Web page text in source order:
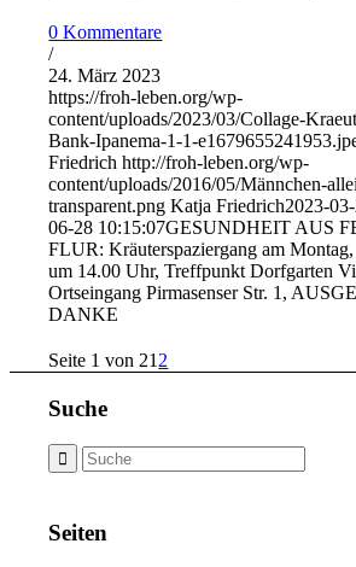
0 Kommentare
/
24. März 2023
https://froh-leben.org/wp-
content/uploads/2023/03/Collage-
Bank-Ipanema-1-1-
Friedrich http://froh-leben.org/wp-
content/uploads/2016/05/Männchen-
transparent.png Katja Friedrich2023-
06-28 10:15:07GESUNDHEIT AUS
FLUR: Kräuterspaziergang am
um 14.00 Uhr, Treffpunkt Dorfgarten
Ortseingang Pirmasenser Str. 1,
DANKE
Seite 1 von 21 2
Suche
Seiten